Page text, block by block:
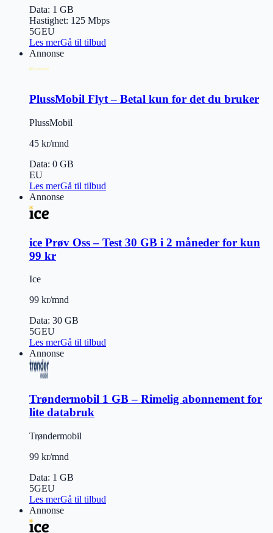
Data: 1 GB
Hastighet: 125 Mbps
5GEU
Les merGå til tilbud
Annonse
PlussMobil Flyt – Betal kun for det du bruker
PlussMobil
45 kr/mnd
Data: 0 GB
EU
Les merGå til tilbud
Annonse
ice Prøv Oss – Test 30 GB i 2 måneder for kun
99 kr
Ice
99 kr/mnd
Data: 30 GB
5GEU
Les merGå til tilbud
Annonse
Trøndermobil 1 GB – Rimelig abonnement for
lite databruk
Trøndermobil
99 kr/mnd
Data: 1 GB
5GEU
Les merGå til tilbud
Annonse